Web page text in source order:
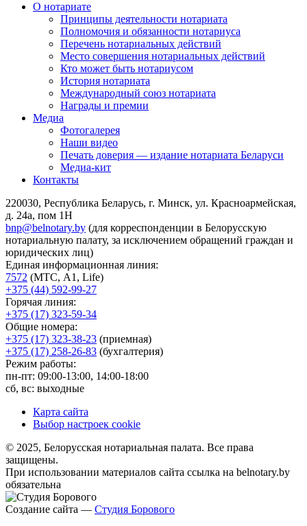
О нотариате
Принципы деятельности нотариата
Полномочия и обязанности нотариуса
Перечень нотариальных действий
Место совершения нотариальных действий
Кто может быть нотариусом
История нотариата
Международный союз нотариата
Награды и премии
Медиа
Фотогалерея
Наши видео
Печать доверия — издание нотариата Беларуси
Медиа-кит
Контакты
220030, Республика Беларусь, г. Минск, ул. Красноармейская,
д. 24а, пом 1Н
bnp@belnotary.by (для корреспонденции в Белорусскую
нотариальную палату, за исключением обращений граждан и
юридических лиц)
Единая информационная линия:
7572 (МТС, A1, Life)
+375 (44) 592-99-27
Горячая линия:
+375 (17) 323-59-34
Общие номера:
+375 (17) 323-38-23 (приемная)
+375 (17) 258-26-83 (бухгалтерия)
Режим работы:
пн-пт: 09:00-13:00, 14:00-18:00
сб, вс: выходные
Карта сайта
Выбор настроек cookie
© 2025, Белорусская нотариальная палата. Все права
защищены.
При использовании материалов сайта ссылка на belnotary.by
обязательна
Создание сайта — Студия Борового